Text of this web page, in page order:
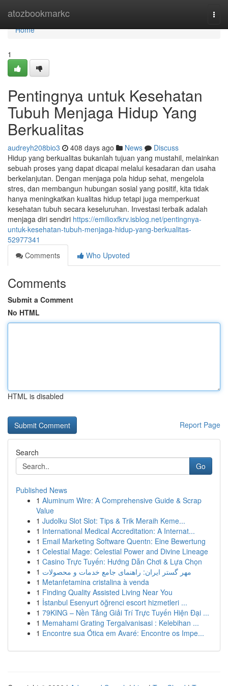
atozbookmarkc
Home
Home
1
Pentingnya untuk Kesehatan
Tubuh Menjaga Hidup Yang
Berkualitas
audreyh208bio3 408 days ago News
Discuss
Hidup yang berkualitas bukanlah tujuan yang mustahil, melainkan
sebuah proses yang dapat dicapai melalui kesadaran dan usaha
berkelanjutan. Dengan menjaga pola hidup sehat, mengelola
stres, dan membangun hubungan sosial yang positif, kita tidak
hanya meningkatkan kualitas hidup tetapi juga memperkuat
kesehatan tubuh secara keseluruhan. Investasi terbaik adalah
menjaga diri sendiri https://emilioxfkrv.isblog.net/pentingnya-
untuk-kesehatan-tubuh-menjaga-hidup-yang-berkualitas-
52977341
Comments
Who Upvoted
Comments
Submit a Comment
No HTML
HTML is disabled
Report Page
Search
Go
Published News
1 Aluminum Wire: A Comprehensive Guide & Scrap
Value
1 Judolku Slot Slot: Tips & Trik Meraih Keme...
1 International Medical Accreditation: A Internat...
1 Email Marketing Software Quentn: Eine Bewertung
1 Celestial Mage: Celestial Power and Divine Lineage
1 Casino Trực Tuyến: Hướng Dẫn Chơi & Lựa Chọn
1 مهر گستر ایران: راهنمای جامع خدمات و محصولات
1 Metanfetamina cristalina à venda
1 Finding Quality Assisted Living Near You
1 İstanbul Esenyurt öğrenci escort hizmetleri ...
1 79KING – Nền Tảng Giải Trí Trực Tuyến Hiện Đại ...
1 Memahami Grating Tergalvanisasi : Kelebihan ...
1 Encontre sua Ótica em Avaré: Encontre os Impe...